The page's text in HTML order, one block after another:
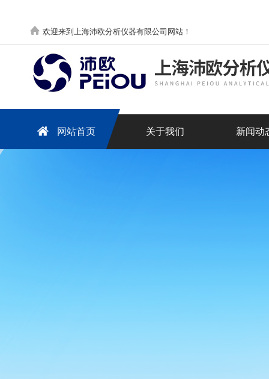
欢迎来到上海沛欧分析仪器有限公司网站！
网站首页 关于我们 新闻动